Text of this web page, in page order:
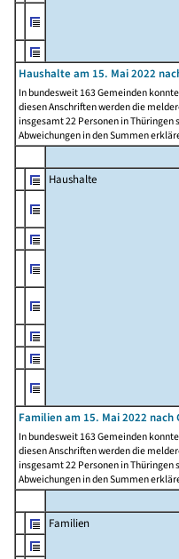
Haushalte am 15. Mai 2022
In bundesweit 163 Gemeinden
diesen Anschriften werden die
insgesamt 22 Personen in
Abweichungen in den Summen
Haushalte
Familien am 15. Mai 2022
In bundesweit 163 Gemeinden
diesen Anschriften werden die
insgesamt 22 Personen in
Abweichungen in den Summen
Familien